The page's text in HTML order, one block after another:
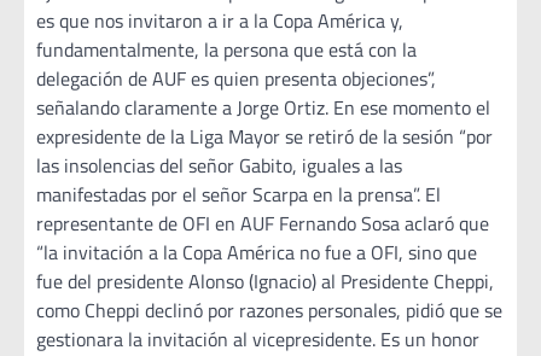
es que nos invitaron a ir a la Copa América y,
fundamentalmente, la persona que está con la
delegación de AUF es quien presenta objeciones”,
señalando claramente a Jorge Ortiz. En ese momento el
expresidente de la Liga Mayor se retiró de la sesión “por
las insolencias del señor Gabito, iguales a las
manifestadas por el señor Scarpa en la prensa”. El
representante de OFI en AUF Fernando Sosa aclaró que
“la invitación a la Copa América no fue a OFI, sino que
fue del presidente Alonso (Ignacio) al Presidente Cheppi,
como Cheppi declinó por razones personales, pidió que se
gestionara la invitación al vicepresidente. Es un honor